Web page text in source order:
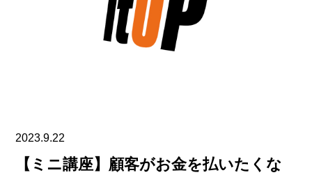
2023.9.22
【ミニ講座】顧客がお金を払いたくな